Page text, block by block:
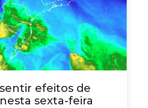
efeitos de
sexta-feira